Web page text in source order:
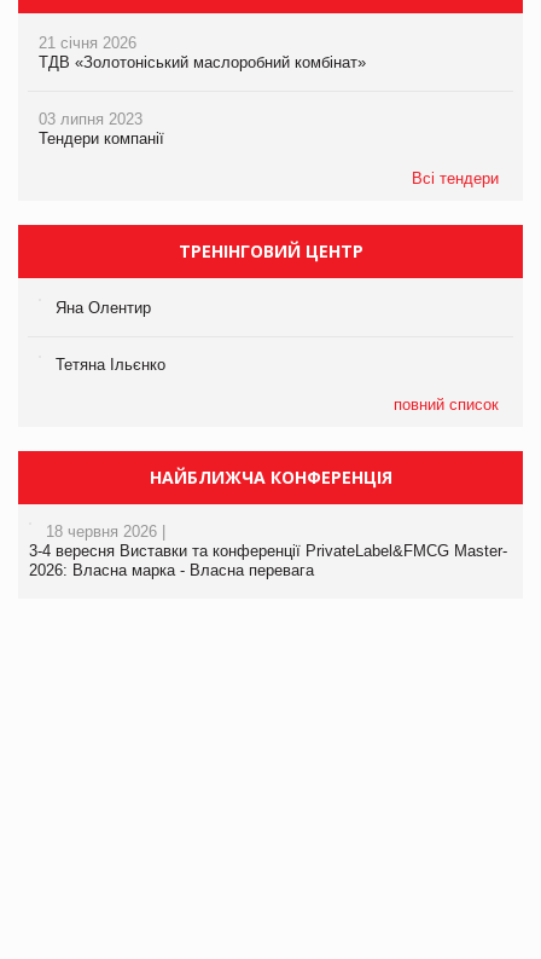
21 січня 2026
ТДВ «Золотоніський маслоробний комбінат»
03 липня 2023
Тендери компанії
Всі тендери
ТРЕНІНГОВИЙ ЦЕНТР
Яна Олентир
Тетяна Ільєнко
повний список
НАЙБЛИЖЧА КОНФЕРЕНЦІЯ
18 червня 2026 |
3-4 вересня Виставки та конференції PrivateLabel&FMCG Master-
2026: Власна марка - Власна перевага